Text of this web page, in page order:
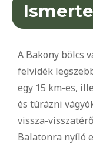
A Bakony bölcs
felvidék
egy 15 km-es,
és túrázni
vissza-
Balatonra nyíló